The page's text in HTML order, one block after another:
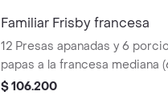
Familiar Frisby francesa
12 Presas apanadas y 6
papas a la francesa mediana
$ 106.200